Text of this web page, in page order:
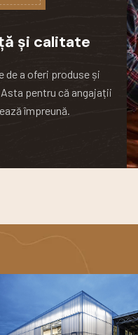
și calitate
de a oferi produse și
Asta pentru că angajații
împreună.